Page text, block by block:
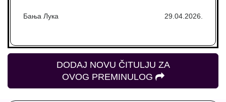
Бања Лука 29.04.2026.
DODAJ NOVU ČITULJU ZA
OVOG PREMINULOG